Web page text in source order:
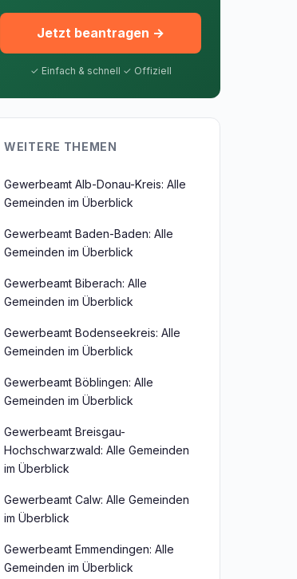
Jetzt beantragen →
✓ Einfach & schnell ✓ Offiziell
WEITERE THEMEN
Gewerbeamt Alb-Donau-Kreis: Alle
Gemeinden im Überblick
Gewerbeamt Baden-Baden: Alle
Gemeinden im Überblick
Gewerbeamt Biberach: Alle
Gemeinden im Überblick
Gewerbeamt Bodenseekreis: Alle
Gemeinden im Überblick
Gewerbeamt Böblingen: Alle
Gemeinden im Überblick
Gewerbeamt Breisgau-
Hochschwarzwald: Alle Gemeinden
im Überblick
Gewerbeamt Calw: Alle Gemeinden
im Überblick
Gewerbeamt Emmendingen: Alle
Gemeinden im Überblick